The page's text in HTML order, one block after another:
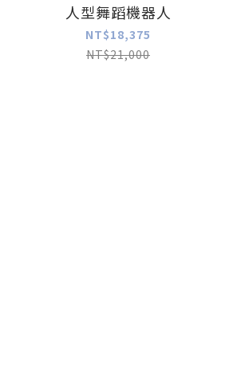
人型舞蹈機器人
NT$18,375
NT$21,000